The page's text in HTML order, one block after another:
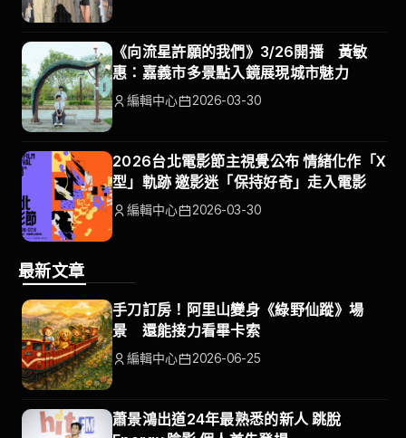
《向流星許願的我們》3/26開播 黃敏
惠：嘉義市多景點入鏡展現城市魅力
編輯中心 2026-03-30
2026台北電影節主視覺公布 情緒化作「X
型」軌跡 邀影迷「保持好奇」走入電影
編輯中心 2026-03-30
最新文章
手刀訂房！阿里山變身《綠野仙蹤》場
景 還能接力看畢卡索
編輯中心 2026-06-25
蕭景鴻出道24年最熟悉的新人 跳脫